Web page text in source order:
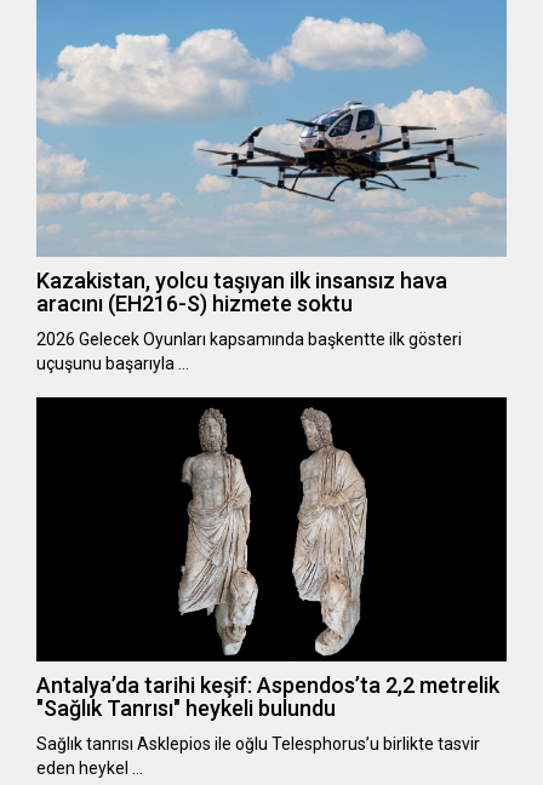
Kazakistan, yolcu taşıyan ilk insansız hava
aracını (EH216-S) hizmete soktu
2026 Gelecek Oyunları kapsamında başkentte ilk gösteri
uçuşunu başarıyla …
Antalya’da tarihi keşif: Aspendos’ta 2,2 metrelik
"Sağlık Tanrısı" heykeli bulundu
Sağlık tanrısı Asklepios ile oğlu Telesphorus’u birlikte tasvir
eden heykel …